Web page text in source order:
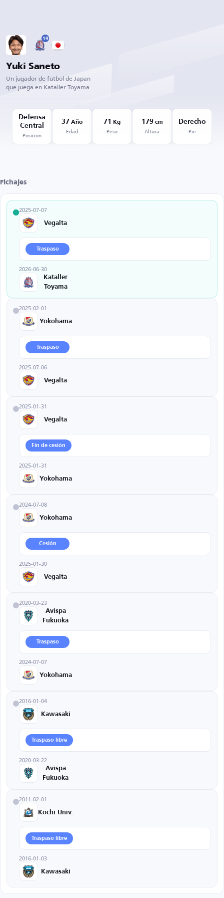
19
Yuki Saneto
Un jugador de fútbol de Japan
que juega en Kataller Toyama
Defensa
Central
Posición
37 Año
Edad
71 Kg
Peso
179cm
Altura
Derecho
Pie
Fichajes
2025-07-07
Vegalta
Traspaso
2026-06-30
Kataller
Toyama
2025-02-01
Yokohama
Traspaso
2025-07-06
Vegalta
2025-01-31
Vegalta
Fin de cesión
2025-01-31
Yokohama
2024-07-08
Yokohama
Cesión
2025-01-30
Vegalta
2020-03-23
Avispa
Fukuoka
Traspaso
2024-07-07
Yokohama
2016-01-04
Kawasaki
Traspaso libre
2020-03-22
Avispa
Fukuoka
2011-02-01
Kochi Univ.
Traspaso libre
2016-01-03
Kawasaki